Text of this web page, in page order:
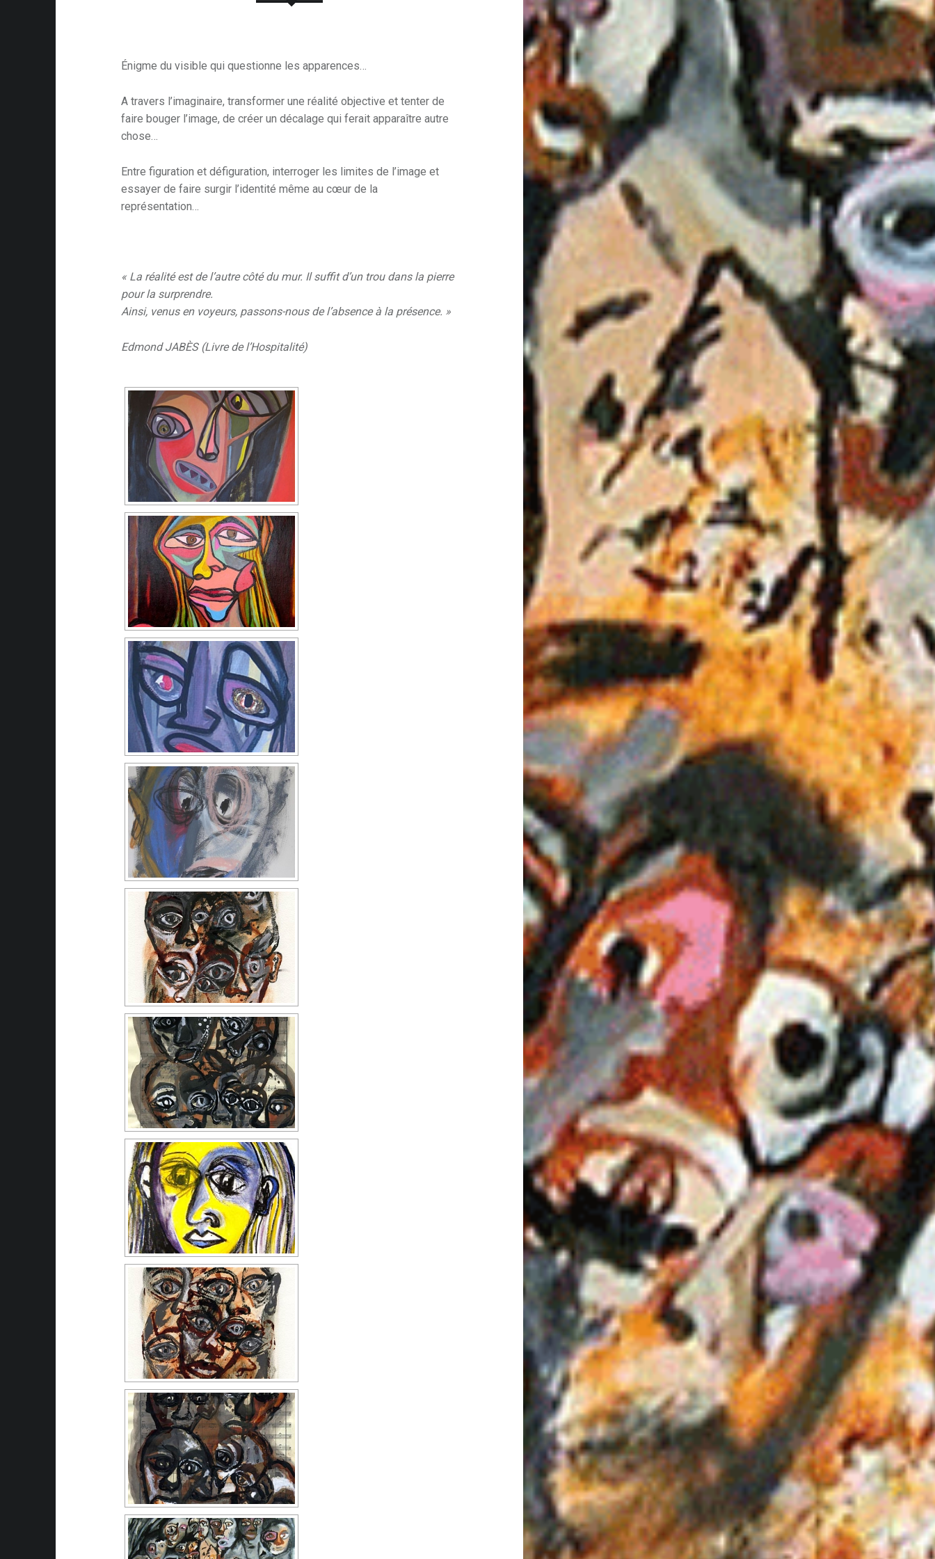
Énigme du visible qui questionne les apparences…
A travers l’imaginaire, transformer une réalité objective et tenter de
faire bouger l’image, de créer un décalage qui ferait apparaître autre
chose…
Entre figuration et défiguration, interroger les limites de l’image et
essayer de faire surgir l’identité même au cœur de la
représentation…
« La réalité est de l’autre côté du mur. Il suffit d’un trou dans la pierre
pour la surprendre.
Ainsi, venus en voyeurs, passons-nous de l’absence à la présence. »
Edmond JABÈS (Livre de l’Hospitalité)